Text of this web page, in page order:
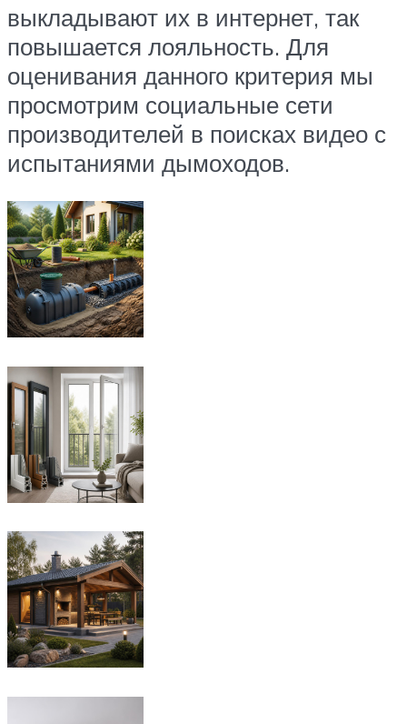
выкладывают их в интернет, так
повышается лояльность. Для
оценивания данного критерия мы
просмотрим социальные сети
производителей в поисках видео с
испытаниями дымоходов.